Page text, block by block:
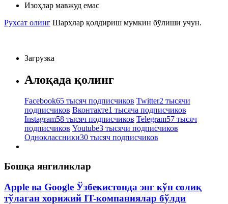
Изоҳлар мавжуд емас
Рухсат олинг Шарҳлар қолдириш мумкин бўлиши учун.
Загрузка
Алоқада қолинг
Facebook65 тысяч подписчиков Twitter2 тысячи
подписчиков Вконтакте1 тысяча подписчиков
Instagram58 тысяч подписчиков Telegram57 тысяч
подписчиков Youtube3 тысячи подписчиков
Одноклассники30 тысяч подписчиков
Бошқа янгиликлар
Apple ва Google Ўзбекистонда энг кўп солиқ
тўлаган хорижий IT-компаниялар бўлди